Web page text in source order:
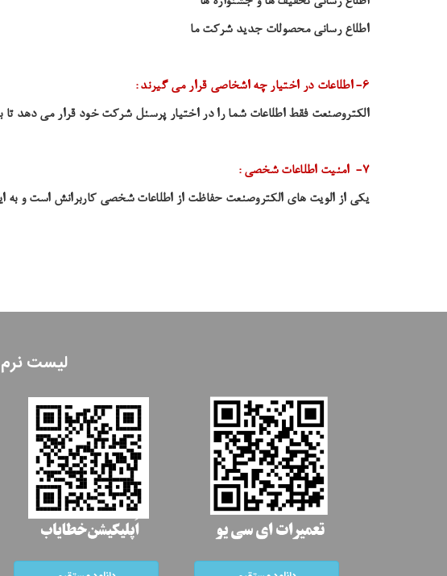
اطلاع رسانی محصولات جدید شرکت ما
۶- اطلاعات در اختیار چه اشخاصی قرار می گیرند
:
الکتروصنعت فقط اطلاعات شما را در اختیار پرسنل شرکت خود قرار می دهد
۷- امنیت اطلاعات شخصی
:
یکی از الویت های الکتروصنعت حفاظت از اطلاعات شخصی کاربرانش است و به
لیست نرم